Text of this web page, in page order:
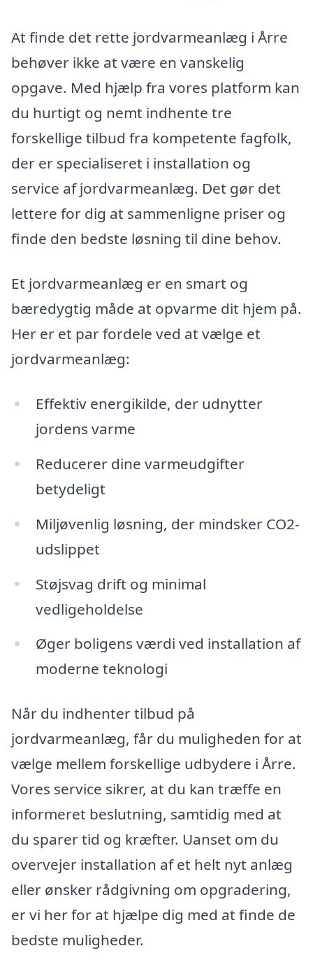
At finde det rette jordvarmeanlæg i Årre
behøver ikke at være en vanskelig
opgave. Med hjælp fra vores platform kan
du hurtigt og nemt indhente tre
forskellige tilbud fra kompetente fagfolk,
der er specialiseret i installation og
service af jordvarmeanlæg. Det gør det
lettere for dig at sammenligne priser og
finde den bedste løsning til dine behov.
Et jordvarmeanlæg er en smart og
bæredygtig måde at opvarme dit hjem på.
Her er et par fordele ved at vælge et
jordvarmeanlæg:
Effektiv energikilde, der udnytter
jordens varme
Reducerer dine varmeudgifter
betydeligt
Miljøvenlig løsning, der mindsker CO2-
udslippet
Støjsvag drift og minimal
vedligeholdelse
Øger boligens værdi ved installation af
moderne teknologi
Når du indhenter tilbud på
jordvarmeanlæg, får du muligheden for at
vælge mellem forskellige udbydere i Årre.
Vores service sikrer, at du kan træffe en
informeret beslutning, samtidig med at
du sparer tid og kræfter. Uanset om du
overvejer installation af et helt nyt anlæg
eller ønsker rådgivning om opgradering,
er vi her for at hjælpe dig med at finde de
bedste muligheder.